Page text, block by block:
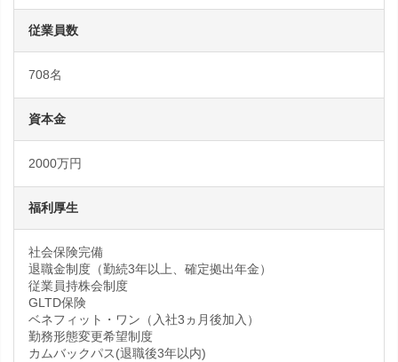
従業員数
708名
資本金
2000万円
福利厚生
社会保険完備
退職金制度（勤続3年以上、確定拠出年金）
従業員持株会制度
GLTD保険
ベネフィット・ワン（入社3ヵ月後加入）
勤務形態変更希望制度
カムバックパス(退職後3年以内)